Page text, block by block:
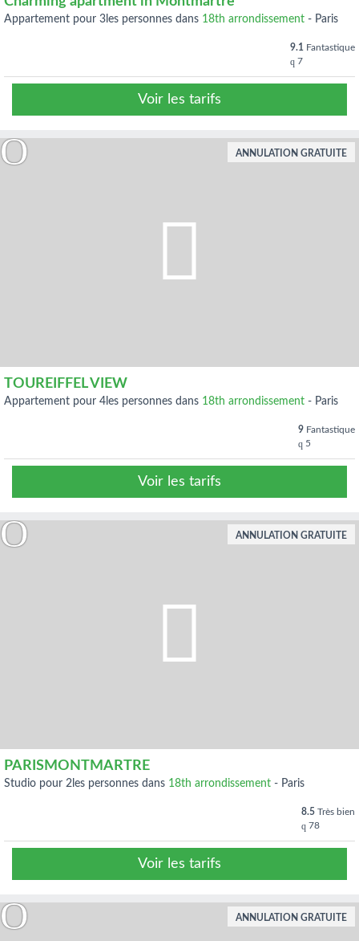
appartement pour 3les personnes dans 18th arrondissement - Paris
9.1 Fantastique
7
Voir les tarifs
TOUREIFFEL VIEW
appartement pour 4les personnes dans 18th arrondissement - Paris
9 Fantastique
5
Voir les tarifs
ANNULATION GRATUITE
PARISMONTMARTRE
studio pour 2les personnes dans 18th arrondissement - Paris
8.5 Très bien
78
Voir les tarifs
ANNULATION GRATUITE
ANNULATION GRATUITE